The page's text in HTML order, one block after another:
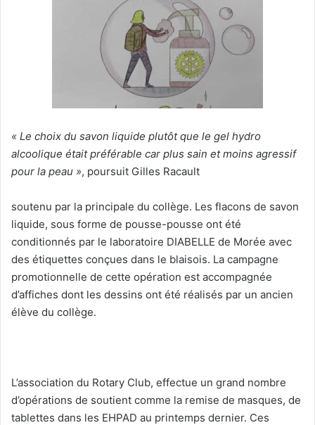
« Le choix du savon liquide plutôt que le gel hydro
alcoolique était préférable car plus sain et moins agressif
pour la peau », poursuit Gilles Racault
soutenu par la principale du collège. Les flacons de savon
liquide, sous forme de pousse-pousse ont été
conditionnés par le laboratoire DIABELLE de Morée avec
des étiquettes conçues dans le blaisois. La campagne
promotionnelle de cette opération est accompagnée
d’affiches dont les dessins ont été réalisés par un ancien
élève du collège.
L’association du Rotary Club, effectue un grand nombre
d’opérations de soutient comme la remise de masques, de
tablettes dans les EHPAD au printemps dernier. Ces